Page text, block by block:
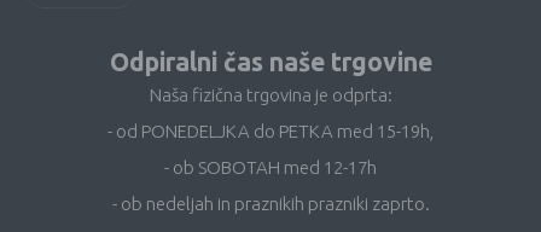
Odpiralni čas naše trgovine
Naša fizična trgovina je odprta:
- od PONEDELJKA do PETKA med 15-19h,
- ob SOBOTAH med 12-17h
- ob nedeljah in praznikih prazniki zaprto.